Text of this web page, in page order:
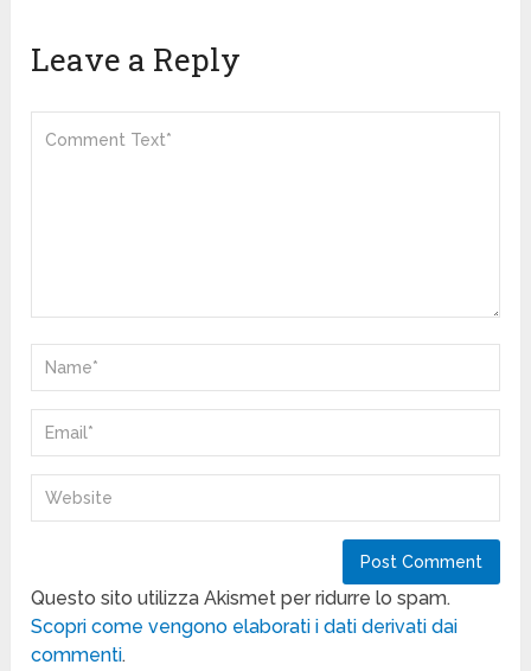
Leave a Reply
Questo sito utilizza Akismet per ridurre lo spam.
Scopri come vengono elaborati i dati derivati dai
commenti.